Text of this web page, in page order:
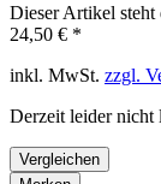
Dieser Artikel
24,50 € *
inkl. MwSt. zzgl.
Derzeit leider nicht
Vergleichen